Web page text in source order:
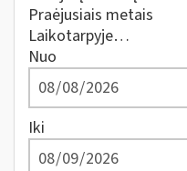
Praėjusiais metais
Laikotarpyje…
Nuo
Iki